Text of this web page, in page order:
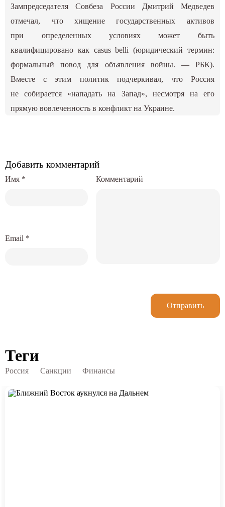
Зампредседателя Совбеза России Дмитрий Медведев
отмечал, что хищение государственных активов
при определенных условиях может быть
квалифицировано как casus belli (юридический термин:
формальный повод для объявления войны. — РБК).
Вместе с этим политик подчеркивал, что Россия
не собирается «нападать на Запад», несмотря на его
прямую вовлеченность в конфликт на Украине.
Добавить комментарий
Комментарий
Имя *
Email *
Отправить
Теги
Россия Санкции Финансы